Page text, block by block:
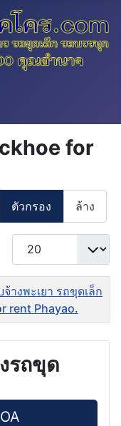
for
ตัวกรอง ล้าง
แสดง #
างพะเยา รถขุดเล็ก
rent Phayao.
รถขุด